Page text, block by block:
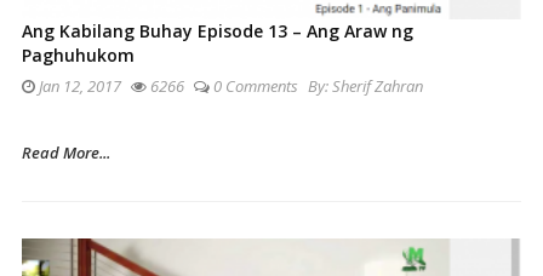
Ang Kabilang Buhay Episode 13 – Ang Araw ng
Paghuhukom
Jan 12, 2017 6266 0 Comments By:Sherif Zahran
Read More...